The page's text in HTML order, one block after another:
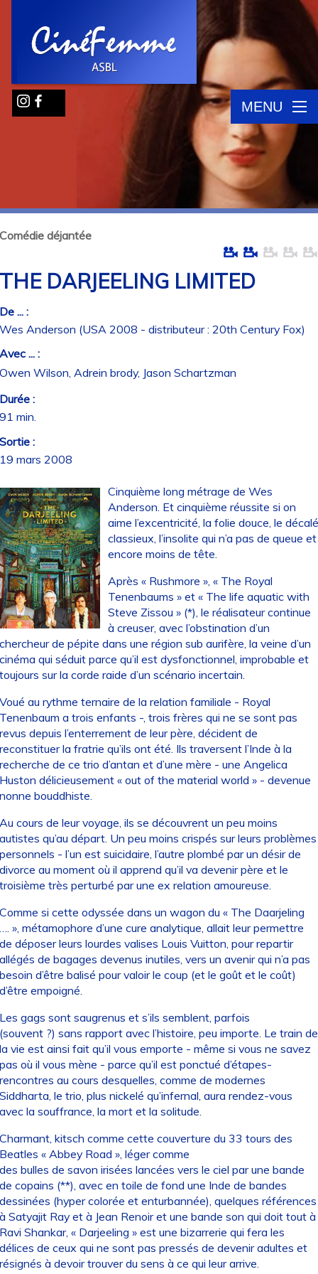
MENU
déjantée
DARJEELING LIMITED
... :
Anderson (USA 2008 - distributeur : 20th Century Fox)
... :
Wilson, Adrein brody, Jason Schartzman
:
min.
:
mars 2008
Cinquième long métrage de Wes
Anderson. Et cinquième réussite si on
aime l’excentricité, la folie douce, le
classieux, l’insolite qui n’a pas de queue et
encore moins de tête.
Après « Rushmore », « The Royal
Tenenbaums » et « The life aquatic with
Steve Zissou » (*), le réalisateur continue
à creuser, avec l’obstination d’un
de pépite dans une région sub aurifère, la veine d’un
qui séduit parce qu’il est dysfonctionnel, improbable et
sur la corde raide d’un scénario incertain.
au rythme ternaire de la relation familiale - Royal
a trois enfants -, trois frères qui ne se sont pas
depuis l’enterrement de leur père, décident de
la fratrie qu’ils ont été. Ils traversent l’Inde à la
de ce trio d’antan et d’une mère - une Angelica
délicieusement « out of the material world » - devenue
bouddhiste.
cours de leur voyage, ils se découvrent un peu moins
qu’au départ. Un peu moins crispés sur leurs problèmes
- l’un est suicidaire, l’autre plombé par un désir de
au moment où il apprend qu’il va devenir père et le
très perturbé par une ex relation amoureuse.
si cette odyssée dans un wagon du « The Daarjeling
», métamophore d’une cure analytique, allait leur permettre
déposer leurs lourdes valises Louis Vuitton, pour repartir
de bagages devenus inutiles, vers un avenir qui n’a pas
d’être balisé pour valoir le coup (et le goût et le coût)
empoigné.
gags sont saugrenus et s’ils semblent, parfois
?) sans rapport avec l’histoire, peu importe. Le train de
vie est ainsi fait qu’il vous emporte - même si vous ne savez
où il vous mène - parce qu’il est ponctué d’étapes-
au cours desquelles, comme de modernes
le trio, plus nickelé qu’infernal, aura rendez-vous
la souffrance, la mort et la solitude.
kitsch comme cette couverture du 33 tours des
« Abbey Road », léger comme
bulles de savon irisées lancées vers le ciel par une bande
copains (**), avec en toile de fond une Inde de bandes
(hyper colorée et enturbannée), quelques références
Satyajit Ray et à Jean Renoir et une bande son qui doit tout à
Shankar, « Darjeeling » est une bizarrerie qui fera les
de ceux qui ne sont pas pressés de devenir adultes et
à devoir trouver du sens à ce qui leur arrive.